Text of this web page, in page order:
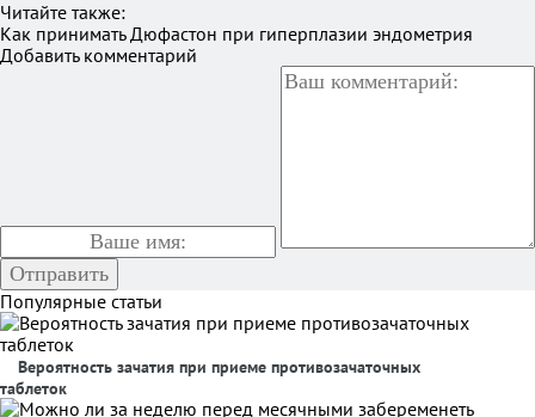
Читайте также:
Как принимать Дюфастон при гиперплазии эндометрия
Добавить комментарий
Популярные статьи
Вероятность зачатия при приеме противозачаточных
таблеток